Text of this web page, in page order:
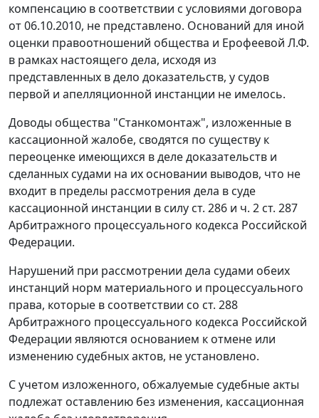
компенсацию в соответствии с условиями договора
от 06.10.2010, не представлено. Оснований для иной
оценки правоотношений общества и Ерофеевой Л.Ф.
в рамках настоящего дела, исходя из
представленных в дело доказательств, у судов
первой и апелляционной инстанции не имелось.
Доводы общества "Станкомонтаж", изложенные в
кассационной жалобе, сводятся по существу к
переоценке имеющихся в деле доказательств и
сделанных судами на их основании выводов, что не
входит в пределы рассмотрения дела в суде
кассационной инстанции в силу ст. 286 и ч. 2 ст. 287
Арбитражного процессуального кодекса Российской
Федерации.
Нарушений при рассмотрении дела судами обеих
инстанций норм материального и процессуального
права, которые в соответствии со ст. 288
Арбитражного процессуального кодекса Российской
Федерации являются основанием к отмене или
изменению судебных актов, не установлено.
С учетом изложенного, обжалуемые судебные акты
подлежат оставлению без изменения, кассационная